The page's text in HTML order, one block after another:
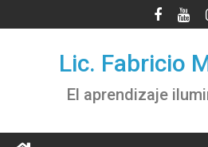
al
Lic. Fabricio
El aprendizaje